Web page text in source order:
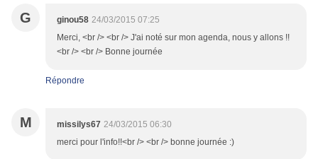
G ginou58 24/03/2015 07:25
Merci, <br /> <br /> J'ai noté sur mon agenda, nous y allons !!
<br /> <br /> Bonne journée
Répondre
M missilys67 24/03/2015 06:30
merci pour l'info!!<br /> <br /> bonne journée :)